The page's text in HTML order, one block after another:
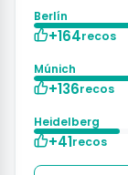
Berlín
+164recos
Múnich
+136recos
Heidelberg
+41recos